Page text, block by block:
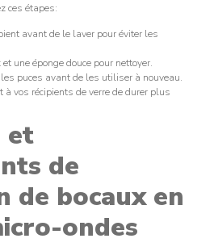
ces étapes:
avant de le laver pour éviter les
une éponge douce pour nettoyer.
puces avant de les utiliser à nouveau.
à vos récipients de verre de durer plus
et
de
de bocaux en
ondes